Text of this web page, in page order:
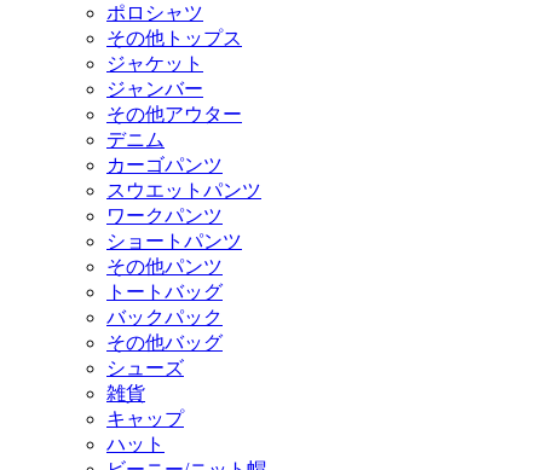
ポロシャツ
その他トップス
ジャケット
ジャンバー
その他アウター
デニム
カーゴパンツ
スウエットパンツ
ワークパンツ
ショートパンツ
その他パンツ
トートバッグ
バックパック
その他バッグ
シューズ
雑貨
キャップ
ハット